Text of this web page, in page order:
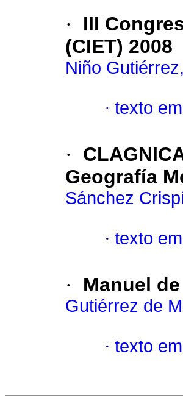
·
III
(CIET) 2008
Niño
· texto
·
Geografía
Sánchez
· texto
· Manuel
Gutiérrez de
· texto